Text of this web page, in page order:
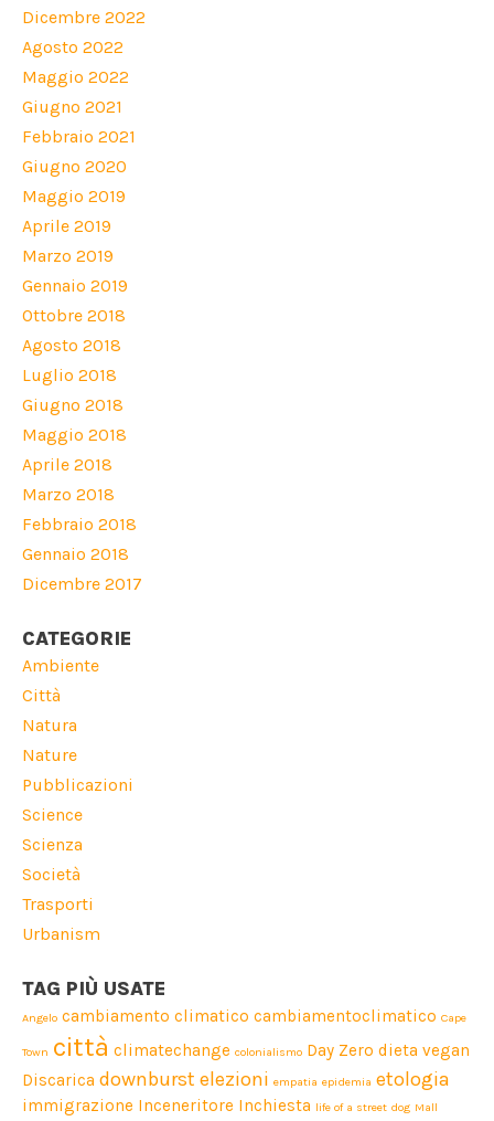
Dicembre 2022
Agosto 2022
Maggio 2022
Giugno 2021
Febbraio 2021
Giugno 2020
Maggio 2019
Aprile 2019
Marzo 2019
Gennaio 2019
Ottobre 2018
Agosto 2018
Luglio 2018
Giugno 2018
Maggio 2018
Aprile 2018
Marzo 2018
Febbraio 2018
Gennaio 2018
Dicembre 2017
CATEGORIE
Ambiente
Città
Natura
Nature
Pubblicazioni
Science
Scienza
Società
Trasporti
Urbanism
TAG PIÙ USATE
Angelo cambiamento climatico cambiamentoclimatico Cape
Town città climatechange colonialismo Day Zero dieta vegan
Discarica downburst elezioni empatia epidemia etologia
immigrazione Inceneritore Inchiesta life of a street dog Mall